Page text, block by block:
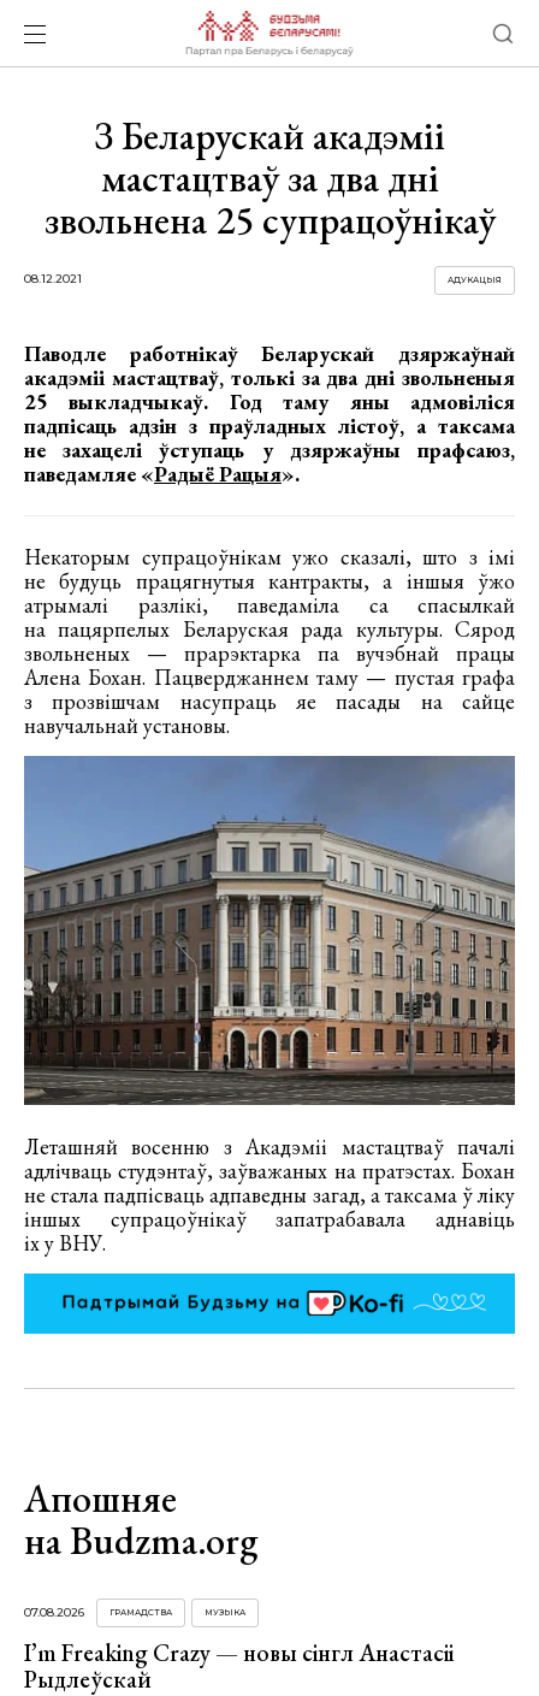
З Беларускай акадэміі
мастацтваў за два дні
звольнена 25 супрацоўнікаў
08.12.2021 АДУКАЦЫЯ
Паводле работнікаў Беларускай дзяржаўнай
акадэміі мастацтваў, толькі за два дні звольненыя
25 выкладчыкаў. Год таму яны адмовіліся
падпісаць адзін з праўладных лістоў, а таксама
не захацелі ўступаць у дзяржаўны прафсаюз,
паведамляе «Радыё Рацыя».
Некаторым супрацоўнікам ужо сказалі, што з імі
не будуць працягнутыя кантракты, а іншыя ўжо
атрымалі разлікі, паведаміла са спасылкай
на пацярпелых Беларуская рада культуры. Сярод
звольненых — прарэктарка па вучэбнай працы
Алена Бохан. Пацверджаннем таму — пустая графа
з прозвішчам насупраць яе пасады на сайце
навучальнай установы.
Леташняй восенню з Акадэміі мастацтваў пачалі
адлічваць студэнтаў, заўважаных на пратэстах. Бохан
не стала падпісваць адпаведны загад, а таксама ў ліку
іншых супрацоўнікаў запатрабавала аднавіць
іх у ВНУ.
Апошняе
на Budzma.org
07.08.2026 ГРАМАДСТВА МУЗЫКА
I’m Freaking Crazy — новы сінгл Анастасіі
Рыдлеўскай